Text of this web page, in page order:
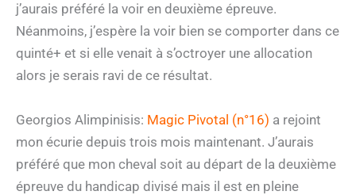
j’aurais préféré la voir en deuxième épreuve.
Néanmoins, j’espère la voir bien se comporter dans ce
quinté+ et si elle venait à s’octroyer une allocation
alors je serais ravi de ce résultat.
Georgios Alimpinisis: Magic Pivotal (n°16) a rejoint
mon écurie depuis trois mois maintenant. J’aurais
préféré que mon cheval soit au départ de la deuxième
épreuve du handicap divisé mais il est en pleine